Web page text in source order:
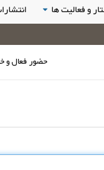
و فعالیت ها
حضور فعال و خدمت